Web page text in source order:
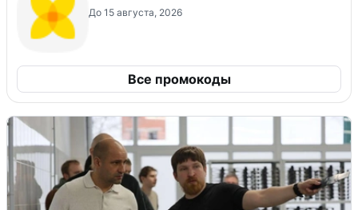
До 15 августа, 2026
Все промокоды